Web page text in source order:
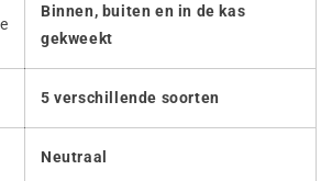
Binnen, buiten en in de kas
gekweekt
5 verschillende soorten
Neutraal